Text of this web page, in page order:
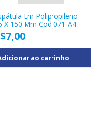
Em Polipropileno
X 150 Mm Cod 071-A4
7,00
ao carrinho